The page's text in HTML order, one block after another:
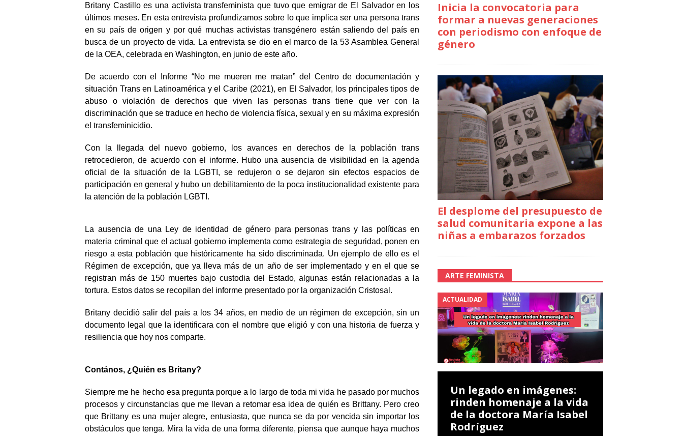
Britany Castillo es una activista transfeminista que tuvo que emigrar de El Salvador en los
últimos meses. En esta entrevista profundizamos sobre lo que implica ser una persona trans
en su país de origen y por qué muchas activistas transgénero están saliendo del país en
busca de un proyecto de vida. La entrevista se dio en el marco de la 53 Asamblea General
de la OEA, celebrada en Washington, en junio de este año.
De acuerdo con el Informe “No me mueren me matan” del Centro de documentación y
situación Trans en Latinoamérica y el Caribe (2021), en El Salvador, los principales tipos de
abuso o violación de derechos que viven las personas trans tiene que ver con la
discriminación que se traduce en hecho de violencia física, sexual y en su máxima expresión
el transfeminicidio.
Con la llegada del nuevo gobierno, los avances en derechos de la población trans
retrocedieron, de acuerdo con el informe. Hubo una ausencia de visibilidad en la agenda
oficial de la situación de la LGBTI, se redujeron o se dejaron sin efectos espacios de
participación en general y hubo un debilitamiento de la poca institucionalidad existente para
la atención de la población LGBTI.
La ausencia de una Ley de identidad de género para personas trans y las políticas en
materia criminal que el actual gobierno implementa como estrategia de seguridad, ponen en
riesgo a esta población que históricamente ha sido discriminada. Un ejemplo de ello es el
Régimen de excepción, que ya lleva más de un año de ser implementado y en el que se
registran más de 150 muertes bajo custodia del Estado, algunas están relacionadas a la
tortura. Estos datos se recopilan del informe presentado por la organización Cristosal.
Britany decidió salir del país a los 34 años, en medio de un régimen de excepción, sin un
documento legal que la identificara con el nombre que eligió y con una historia de fuerza y
resiliencia que hoy nos comparte.
Contános, ¿Quién es Britany?
Siempre me he hecho esa pregunta porque a lo largo de toda mi vida he pasado por muchos
procesos y circunstancias que me llevan a retomar esa idea de quién es Brittany. Pero creo
que Brittany es una mujer alegre, entusiasta, que nunca se da por vencida sin importar los
obstáculos que tenga. Mira la vida de una forma diferente, piensa que aunque haya muchos
Inicia la convocatoria para
formar a nuevas generaciones
con periodismo con enfoque de
género
El desplome del presupuesto de
salud comunitaria expone a las
niñas a embarazos forzados
ARTE FEMINISTA
ACTUALIDAD
Un legado en imágenes:
rinden homenaje a la vida
de la doctora María Isabel
Rodríguez